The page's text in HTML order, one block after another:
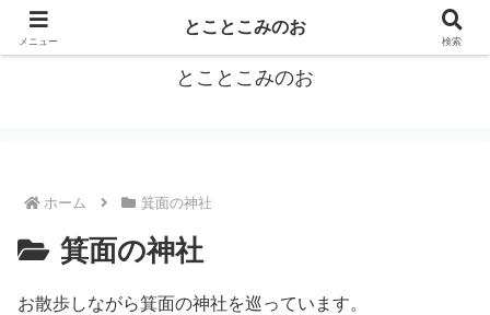
箕面をトコトコお散歩しながらご紹介
とことこみのお
ホーム 箕面の神社
箕面の神社
お散歩しながら箕面の神社を巡っています。
メニュー
とことこみのお
検索